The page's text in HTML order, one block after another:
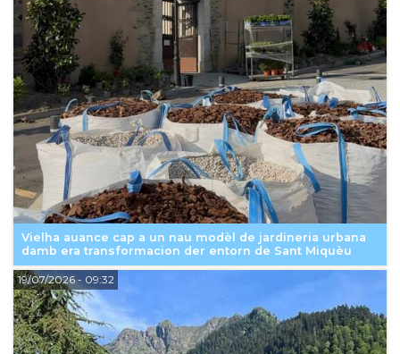
Vielha auance cap a un nau modèl de jardineria urbana
damb era transformacion der entorn de Sant Miquèu
19/07/2026- 09:32